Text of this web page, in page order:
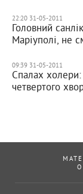
22:20 31-05-2011
Головний
Маріуполі, не
09:39 31-05-2011
Спалах холери:
четвертого